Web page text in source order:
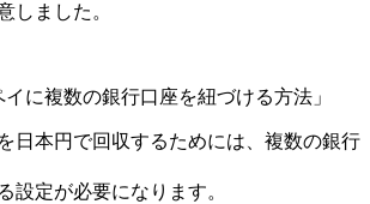
しました。
に複数の銀行口座を紐づける方法」
日本円で回収するためには、複数の銀行
設定が必要になります。